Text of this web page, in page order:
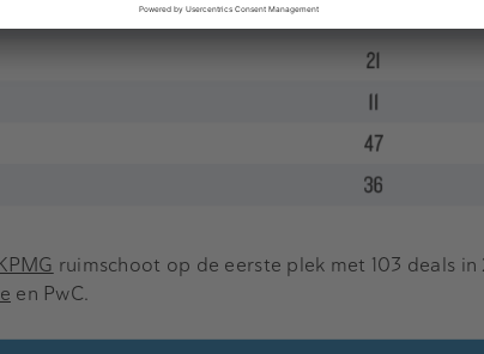
ruimschoot op de eerste plek met 103 deals in
en PwC.